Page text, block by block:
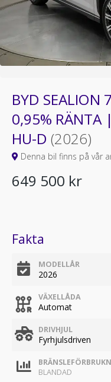
BYD SEALION
0,95%
HU-D (2026)
Denna bil finns på vår
649 500 kr
Fakta
MODELLÅR
2026
VÄXELLÅDA
Automat
DRIVHJUL
Fyrhjulsdriven
BLANDAD